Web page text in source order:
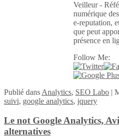
Veilleur -
numérique
e-reputation,
que peut
présence en
Follow Me:
Publié dans Analytics, SEO Labo |
suivi, google analytics, jquery
Le not Google Analytics,
alternatives